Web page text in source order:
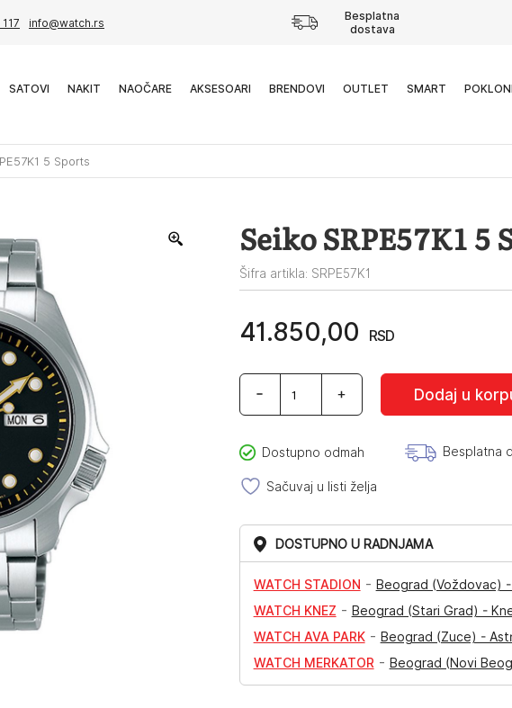
info@watch.rs
Besplatna
dostava
SATOVI NAKIT NAOČARE AKSESOARI BRENDOVI OUTLET SMART POKLONI
5 Sports
Seiko SRPE57K1 5
Šifra artikla: SRPE57K1
41.850,00 RSD
Seiko
SRPE57K1
5
količina
Dodaj u
Dostupno odmah Besplatna
Sačuvaj u listi želja
DOSTUPNO U RADNJAMA
WATCH STADION - Beograd (Voždovac)
WATCH KNEZ - Beograd (Stari Grad) -
WATCH AVA PARK- Beograd (Zuce) -
WATCH MERKATOR- Beograd (Novi